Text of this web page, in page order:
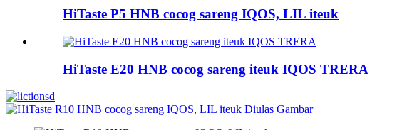
HiTaste P5 HNB cocog sareng IQOS, LIL iteuk
HiTaste E20 HNB cocog sareng iteuk IQOS TRERA